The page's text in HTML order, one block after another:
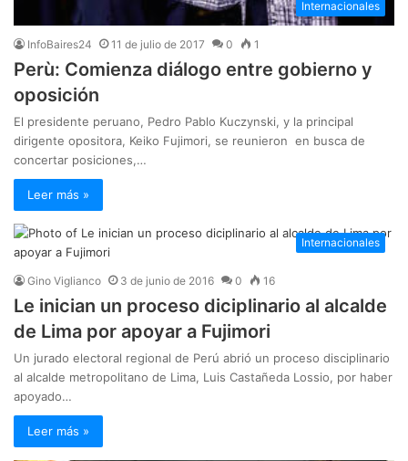
Internacionales
InfoBaires24 11 de julio de 2017 0 1
Perù: Comienza diálogo entre gobierno y
oposición
El presidente peruano, Pedro Pablo Kuczynski, y la principal
dirigente opositora, Keiko Fujimori, se reunieron en busca de
concertar posiciones,…
Leer más »
Internacionales
Gino Viglianco 3 de junio de 2016 0 16
Le inician un proceso diciplinario al alcalde
de Lima por apoyar a Fujimori
Un jurado electoral regional de Perú abrió un proceso disciplinario
al alcalde metropolitano de Lima, Luis Castañeda Lossio, por haber
apoyado…
Leer más »